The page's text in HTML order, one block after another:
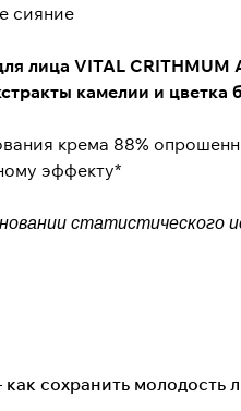
сияние
лица VITAL CRITHMUM
камелии и цветка
крема 88%
эффекту*
статистического
сохранить молодость